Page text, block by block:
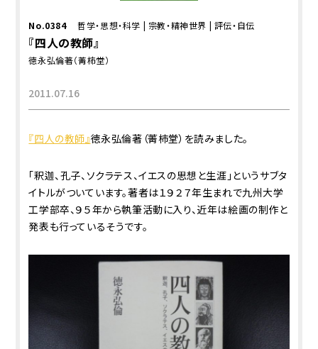
No.0384 哲学・思想・科学 | 宗教・精神世界 | 評伝・自伝
『四人の教師』
徳永弘倫著（菁柿堂）
2011.07.16
『四人の教師』徳永弘倫著（菁柿堂）を読みました。
「釈迦、孔子、ソクラテス、イエスの思想と生涯」というサブタ
イトルがついています。著者は１９２７年生まれで九州大学
工学部卒、９５年から執筆活動に入り、近年は絵画の制作と
発表も行っているそうです。